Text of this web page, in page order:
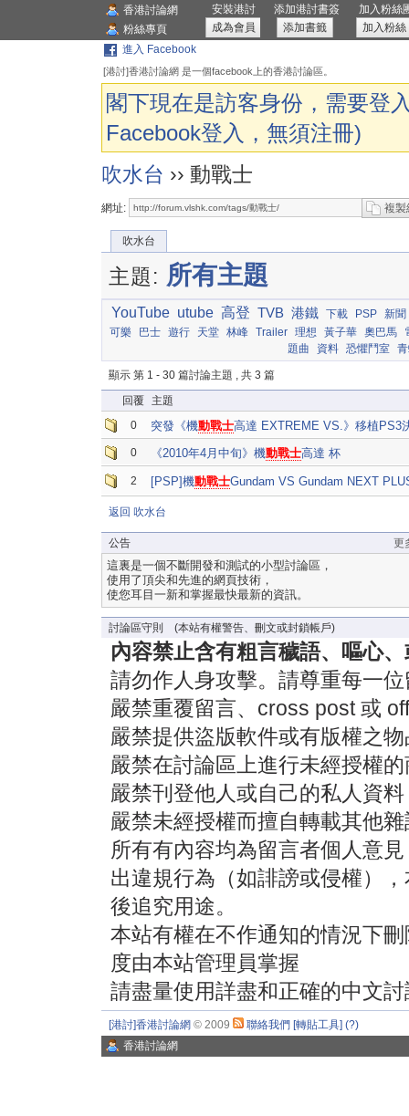
香港討論網
粉絲專頁
安裝港討
成為會員
添加港討書簽
添加書籤
加入粉絲
加入粉絲
進入 Facebook
[港討]香港討論網 是一個facebook上的香港討論區。
閣下現在是訪客身份，需要登
Facebook登入，無須注冊)
吹水台 ›› 動戰士
網址: 複製
吹水台
主題: 所有主題
YouTube utube 高登 TVB 港鐵 下載 PSP
新聞
可樂
巴士 遊行 天堂 林峰 Trailer 理想 黃子華 奧巴馬
題曲
資料 恐懼鬥室
顯示 第 1 - 30 篇討論主題 , 共 3 篇
回覆
主題
0
突發《機動戰士高達 EXTREME VS.》移植PS3
0 《2010年4月中旬》機動戰士高達 杯
2 [PSP]機動戰士Gundam VS Gundam NEXT
返回 吹水台
公告 更
這裏是一個不斷開發和測試的小型討論區，
使用了頂尖和先進的網頁技術，
使您耳目一新和掌握最快最新的資訊。
討論區守則 (本站有權警告、刪文或封鎖帳戶)
內容禁止含有粗言穢語、嘔心
請勿作人身攻擊。請尊重每一
嚴禁重覆留言、cross post 或
嚴禁提供盜版軟件或有版權之
嚴禁在討論區上進行未經授權
嚴禁刊登他人或自己的私人資
嚴禁未經授權而擅自轉載其他
所有有內容均為留言者個人意
出違規行為（如誹謗或侵權）
後追究用途。
本站有權在不作通知的情況下
度由本站管理員掌握
請盡量使用詳盡和正確的中文
[港討]香港討論網 © 2009 聯絡我們 [轉貼工具] (?)
香港討論網